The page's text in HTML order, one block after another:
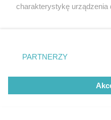
charakterystykę urządzenia
zmienić/wycofać klikając
znajdujący się w lewym
rodzaje przetwarzania
użytkownika, ale masz
przetwarzaniu. Preferencje
PARTNERZY